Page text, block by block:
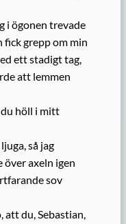
i ögonen trevade
fick grepp om min
ett stadigt tag,
att lemmen
du höll i mitt
så jag
över axeln igen
sov
att du, Sebastian,